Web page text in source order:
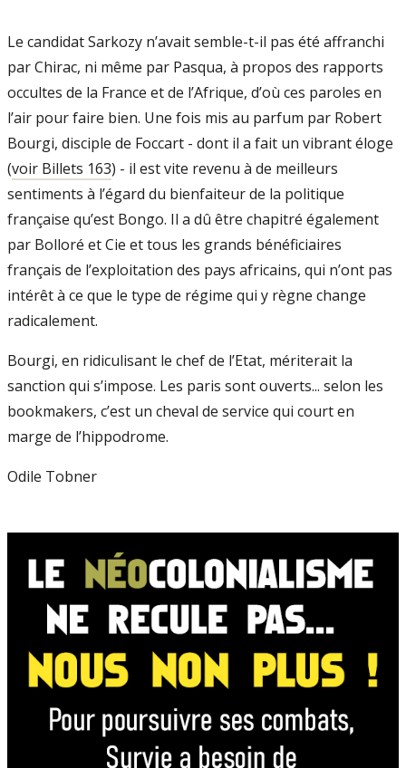
Le candidat Sarkozy n’avait semble-t-il pas été affranchi
par Chirac, ni même par Pasqua, à propos des rapports
occultes de la France et de l’Afrique, d’où ces paroles en
l’air pour faire bien. Une fois mis au parfum par Robert
Bourgi, disciple de Foccart - dont il a fait un vibrant éloge
(voir Billets 163) - il est vite revenu à de meilleurs
sentiments à l’égard du bienfaiteur de la politique
française qu’est Bongo. Il a dû être chapitré également
par Bolloré et Cie et tous les grands bénéficiaires
français de l’exploitation des pays africains, qui n’ont pas
intérêt à ce que le type de régime qui y règne change
radicalement.
Bourgi, en ridiculisant le chef de l’Etat, mériterait la
sanction qui s’impose. Les paris sont ouverts... selon les
bookmakers, c’est un cheval de service qui court en
marge de l’hippodrome.
Odile Tobner